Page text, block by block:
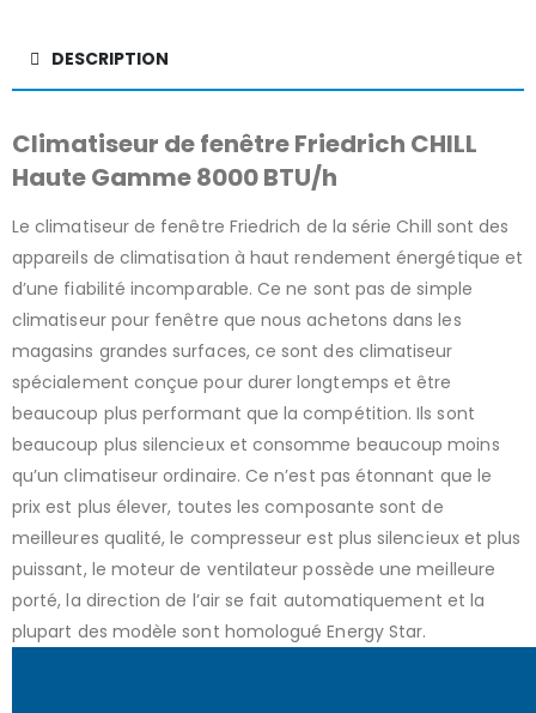
DESCRIPTION
Climatiseur de fenêtre Friedrich CHILL
Haute Gamme 8000 BTU/h
Le climatiseur de fenêtre Friedrich de la série Chill sont des
appareils de climatisation à haut rendement énergétique et
d’une fiabilité incomparable. Ce ne sont pas de simple
climatiseur pour fenêtre que nous achetons dans les
magasins grandes surfaces, ce sont des climatiseur
spécialement conçue pour durer longtemps et être
beaucoup plus performant que la compétition. Ils sont
beaucoup plus silencieux et consomme beaucoup moins
qu’un climatiseur ordinaire. Ce n’est pas étonnant que le
prix est plus élever, toutes les composante sont de
meilleures qualité, le compresseur est plus silencieux et plus
puissant, le moteur de ventilateur possède une meilleure
porté, la direction de l’air se fait automatiquement et la
plupart des modèle sont homologué Energy Star.